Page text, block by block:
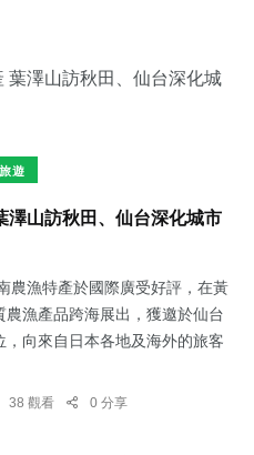
旅遊
澤山訪秋田、仙台深化城市
農漁特產於國際廣受好評，在黃
漁產品跨海展出，獲邀於仙台
向來自日本各地及海外的旅客
38 觀看 0 分享